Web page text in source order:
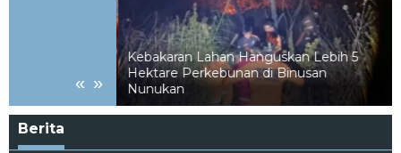
« »
Kebakaran Lahan Hanguskan Lebih 5
Hektare Perkebunan di Binusan
Nunukan
Berita